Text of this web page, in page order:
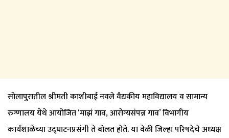
सोलापुरातील श्रीमती काशीबाई नवले वैद्यकीय महाविद्यालय व सामान्य
रुग्णालय येथे आयोजित ‘माझं गाव, आरोग्यसंपन्न गाव’ विभागीय
कार्यशाळेच्या उद्घाटनप्रसंगी ते बोलत होते. या वेळी जिल्हा परिषदेचे अध्यक्ष